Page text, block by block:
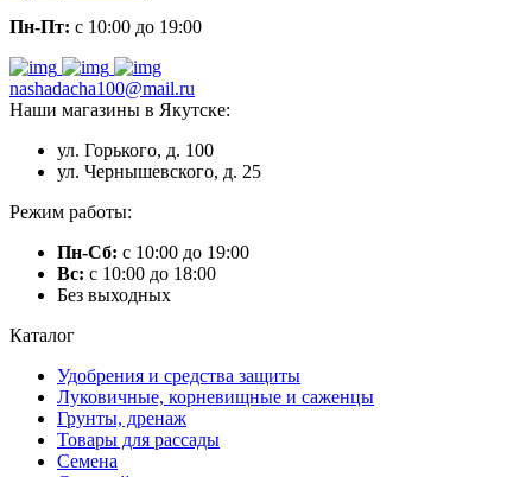
Пн-Пт: с 10:00 до 19:00
nashadacha100@mail.ru
Наши магазины в Якутске:
ул. Горького, д. 100
ул. Чернышевского, д. 25
Режим работы:
Пн-Сб: с 10:00 до 19:00
Вс: с 10:00 до 18:00
Без выходных
Каталог
Удобрения и средства защиты
Луковичные, корневищные и саженцы
Грунты, дренаж
Товары для рассады
Семена